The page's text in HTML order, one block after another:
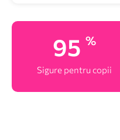
100 %
Sigure pentru copii